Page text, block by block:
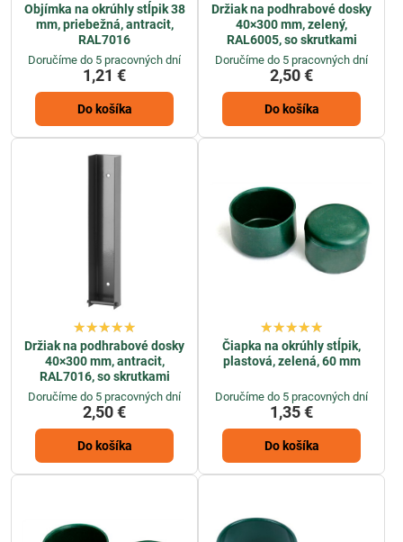
Objímka na okrúhly stĺpik 38
mm, priebežná, antracit,
RAL7016
Doručíme do 5 pracovných dní
1,21 €
Do košíka
Držiak na podhrabové dosky
40×300 mm, zelený,
RAL6005, so skrutkami
Doručíme do 5 pracovných dní
2,50 €
Do košíka
Držiak na podhrabové dosky
40×300 mm, antracit,
RAL7016, so skrutkami
Doručíme do 5 pracovných dní
2,50 €
Do košíka
Čiapka na okrúhly stĺpik,
plastová, zelená, 60 mm
Doručíme do 5 pracovných dní
1,35 €
Do košíka